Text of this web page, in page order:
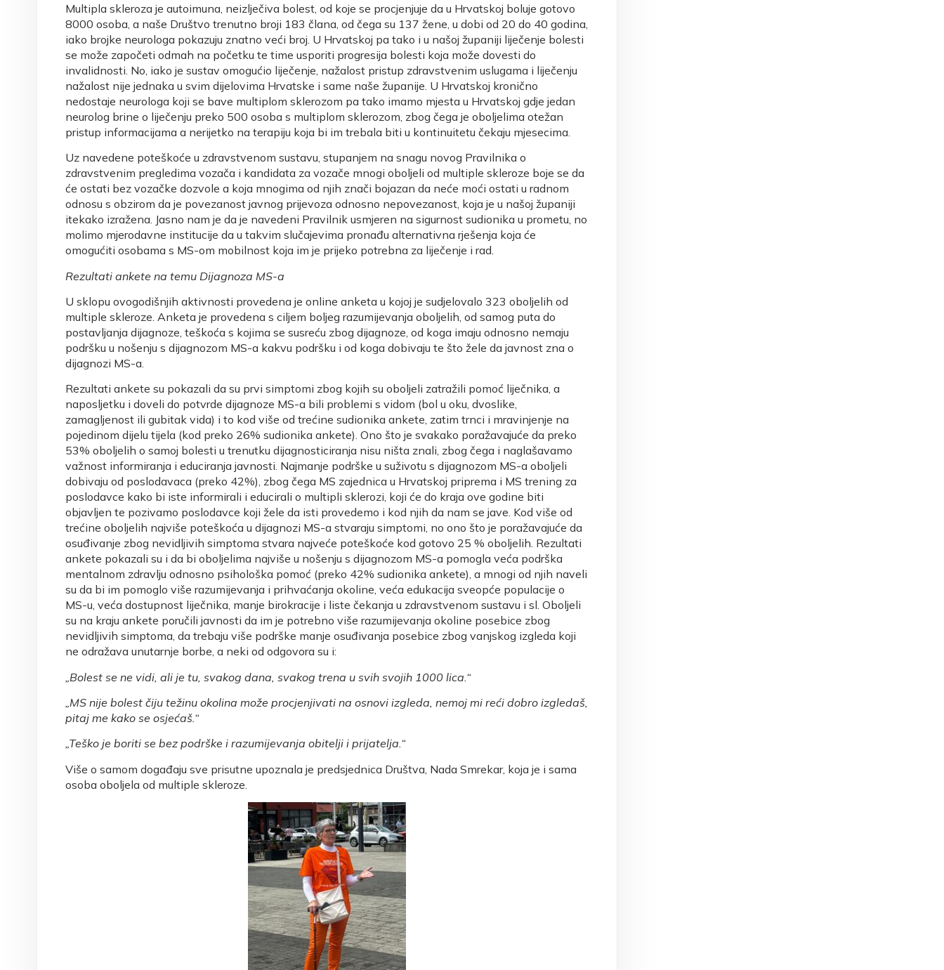
Multipla skleroza je autoimuna, neizlječiva bolest, od koje se procjenjuje da u Hrvatskoj boluje gotovo
8000 osoba, a naše Društvo trenutno broji 183 člana, od čega su 137 žene, u dobi od 20 do 40 godina,
iako brojke neurologa pokazuju znatno veći broj. U Hrvatskoj pa tako i u našoj županiji liječenje bolesti
se može započeti odmah na početku te time usporiti progresija bolesti koja može dovesti do
invalidnosti. No, iako je sustav omogućio liječenje, nažalost pristup zdravstvenim uslugama i liječenju
nažalost nije jednaka u svim dijelovima Hrvatske i same naše županije. U Hrvatskoj kronično
nedostaje neurologa koji se bave multiplom sklerozom pa tako imamo mjesta u Hrvatskoj gdje jedan
neurolog brine o liječenju preko 500 osoba s multiplom sklerozom, zbog čega je oboljelima otežan
pristup informacijama a nerijetko na terapiju koja bi im trebala biti u kontinuitetu čekaju mjesecima.
Uz navedene poteškoće u zdravstvenom sustavu, stupanjem na snagu novog Pravilnika o
zdravstvenim pregledima vozača i kandidata za vozače mnogi oboljeli od multiple skleroze boje se da
će ostati bez vozačke dozvole a koja mnogima od njih znači bojazan da neće moći ostati u radnom
odnosu s obzirom da je povezanost javnog prijevoza odnosno nepovezanost, koja je u našoj županiji
itekako izražena. Jasno nam je da je navedeni Pravilnik usmjeren na sigurnost sudionika u prometu, no
molimo mjerodavne institucije da u takvim slučajevima pronađu alternativna rješenja koja će
omogućiti osobama s MS-om mobilnost koja im je prijeko potrebna za liječenje i rad.
Rezultati ankete na temu Dijagnoza MS-a
U sklopu ovogodišnjih aktivnosti provedena je online anketa u kojoj je sudjelovalo 323 oboljelih od
multiple skleroze. Anketa je provedena s ciljem boljeg razumijevanja oboljelih, od samog puta do
postavljanja dijagnoze, teškoća s kojima se susreću zbog dijagnoze, od koga imaju odnosno nemaju
podršku u nošenju s dijagnozom MS-a kakvu podršku i od koga dobivaju te što žele da javnost zna o
dijagnozi MS-a.
Rezultati ankete su pokazali da su prvi simptomi zbog kojih su oboljeli zatražili pomoć liječnika, a
naposljetku i doveli do potvrde dijagnoze MS-a bili problemi s vidom (bol u oku, dvoslike,
zamagljenost ili gubitak vida) i to kod više od trećine sudionika ankete, zatim trnci i mravinjenje na
pojedinom dijelu tijela (kod preko 26% sudionika ankete). Ono što je svakako poražavajuće da preko
53% oboljelih o samoj bolesti u trenutku dijagnosticiranja nisu ništa znali, zbog čega i naglašavamo
važnost informiranja i educiranja javnosti. Najmanje podrške u suživotu s dijagnozom MS-a oboljeli
dobivaju od poslodavaca (preko 42%), zbog čega MS zajednica u Hrvatskoj priprema i MS trening za
poslodavce kako bi iste informirali i educirali o multipli sklerozi, koji će do kraja ove godine biti
objavljen te pozivamo poslodavce koji žele da isti provedemo i kod njih da nam se jave. Kod više od
trećine oboljelih najviše poteškoća u dijagnozi MS-a stvaraju simptomi, no ono što je poražavajuće da
osuđivanje zbog nevidljivih simptoma stvara najveće poteškoće kod gotovo 25 % oboljelih. Rezultati
ankete pokazali su i da bi oboljelima najviše u nošenju s dijagnozom MS-a pomogla veća podrška
mentalnom zdravlju odnosno psihološka pomoć (preko 42% sudionika ankete), a mnogi od njih naveli
su da bi im pomoglo više razumijevanja i prihvaćanja okoline, veća edukacija sveopće populacije o
MS-u, veća dostupnost liječnika, manje birokracije i liste čekanja u zdravstvenom sustavu i sl. Oboljeli
su na kraju ankete poručili javnosti da im je potrebno više razumijevanja okoline posebice zbog
nevidljivih simptoma, da trebaju više podrške manje osuđivanja posebice zbog vanjskog izgleda koji
ne odražava unutarnje borbe, a neki od odgovora su i:
„Bolest se ne vidi, ali je tu, svakog dana, svakog trena u svih svojih 1000 lica.“
„MS nije bolest čiju težinu okolina može procjenjivati na osnovi izgleda, nemoj mi reći dobro izgledaš,
pitaj me kako se osjećaš.“
„Teško je boriti se bez podrške i razumijevanja obitelji i prijatelja.“
Više o samom događaju sve prisutne upoznala je predsjednica Društva, Nada Smrekar, koja je i sama
osoba oboljela od multiple skleroze.